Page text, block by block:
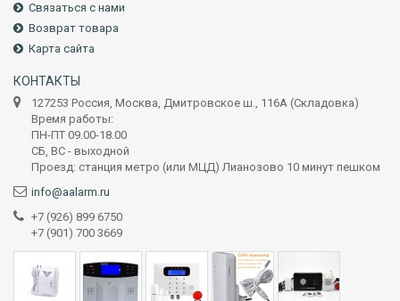
Связаться с нами
Возврат товара
Карта сайта
КОНТАКТЫ
127253 Россия, Москва, Дмитровское ш., 116А (Складовка)
Время работы:
ПН-ПТ 09.00-18.00
СБ, ВС - выходной
Проезд: станция метро (или МЦД) Лианозово 10 минут пешком
info@aalarm.ru
+7 (926) 899 6750
+7 (901) 700 3669